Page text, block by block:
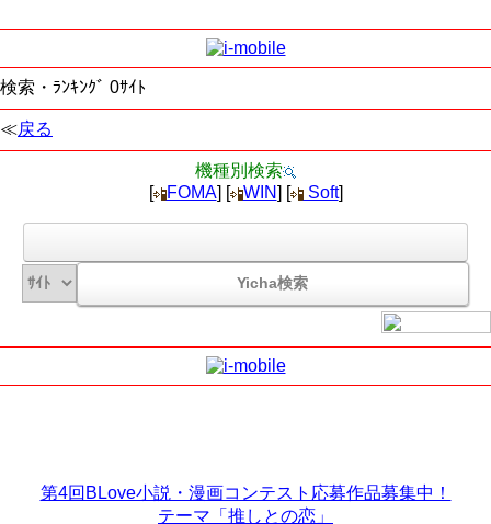
検索・ﾗﾝｷﾝｸﾞ 0ｻｲﾄ
≪戻る
機種別検索
[
FOMA] [ WIN] [ Soft]
第4回BLove小説・漫画コンテスト応募作品募集中！
テーマ「推しとの恋」